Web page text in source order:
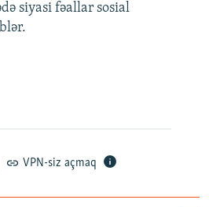
siyasi fəallar sosial
VPN-siz açmaq